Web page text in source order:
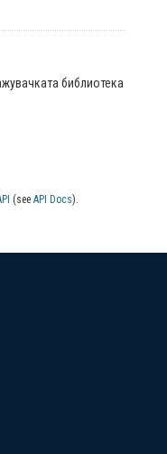
библиотека
(see API Docs).